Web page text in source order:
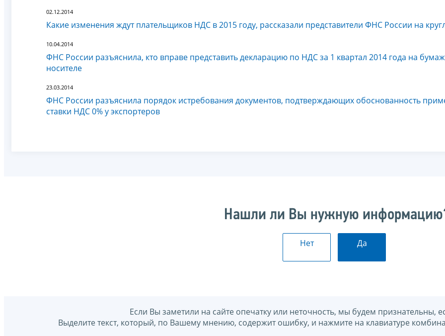
02.12.2014
Какие изменения ждут плательщиков НДС в 2015 году, рассказали представители ФНС России на
10.04.2014
ФНС России разъяснила, кто вправе представить декларацию по НДС за 1 квартал 2014 года на
носителе
23.03.2014
ФНС России разъяснила порядок истребования документов, подтверждающих обоснованность
ставки НДС 0% у экспортеров
Нашли ли Вы нужную
Нет Да
Если Вы заметили на сайте опечатку или неточность, мы будем признательны,
Выделите текст, который, по Вашему мнению, содержит ошибку, и нажмите на клавиатуре